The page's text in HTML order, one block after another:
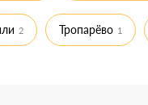
2 Тропарёво 1